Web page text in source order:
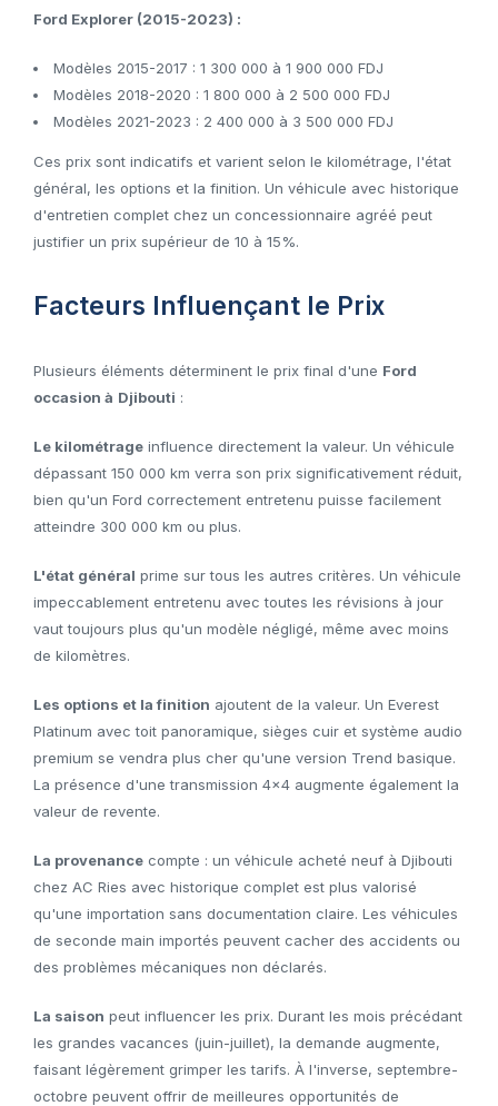
Ford Explorer (2015-2023) :
Modèles 2015-2017 : 1 300 000 à 1 900 000 FDJ
Modèles 2018-2020 : 1 800 000 à 2 500 000 FDJ
Modèles 2021-2023 : 2 400 000 à 3 500 000 FDJ
Ces prix sont indicatifs et varient selon le kilométrage, l'état
général, les options et la finition. Un véhicule avec historique
d'entretien complet chez un concessionnaire agréé peut
justifier un prix supérieur de 10 à 15%.
Facteurs Influençant le Prix
Plusieurs éléments déterminent le prix final d'une Ford
occasion à Djibouti :
Le kilométrage influence directement la valeur. Un véhicule
dépassant 150 000 km verra son prix significativement réduit,
bien qu'un Ford correctement entretenu puisse facilement
atteindre 300 000 km ou plus.
L'état général prime sur tous les autres critères. Un véhicule
impeccablement entretenu avec toutes les révisions à jour
vaut toujours plus qu'un modèle négligé, même avec moins
de kilomètres.
Les options et la finition ajoutent de la valeur. Un Everest
Platinum avec toit panoramique, sièges cuir et système audio
premium se vendra plus cher qu'une version Trend basique.
La présence d'une transmission 4x4 augmente également la
valeur de revente.
La provenance compte : un véhicule acheté neuf à Djibouti
chez AC Ries avec historique complet est plus valorisé
qu'une importation sans documentation claire. Les véhicules
de seconde main importés peuvent cacher des accidents ou
des problèmes mécaniques non déclarés.
La saison peut influencer les prix. Durant les mois précédant
les grandes vacances (juin-juillet), la demande augmente,
faisant légèrement grimper les tarifs. À l'inverse, septembre-
octobre peuvent offrir de meilleures opportunités de